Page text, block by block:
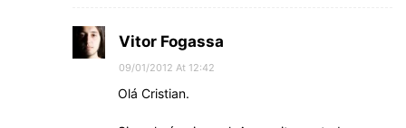
Vitor Fogassa
09/01/2012 At 12:42
Olá Cristian.